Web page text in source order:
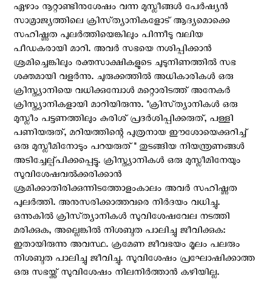
ഏഴാം നൂറ്റാണ്ടിനുശേഷം വന്ന മുസ്ലീങ്ങൾ പേർഷ്യൻ
സാമ്രാജ്യത്തിലെ ക്രിസ്‌ത്യാനികളോട് ആദ്യമൊക്കെ
സഹിഷ്ണുത പുലർത്തിയെങ്കിലും പിന്നീടു വലിയ
പീഡകരായി മാറി. അവർ സഭയെ നശിപ്പിക്കാൻ
ശ്രമിച്ചെങ്കിലും രക്തസാക്ഷികളുടെ ചുടുനിണത്തിൽ സഭ
ശക്തമായി വളർന്നു. ചുരുക്കത്തിൽ അധികാരികൾ ഒരു
ക്രിസ്ത്യാനിയെ വധിക്കുമ്പോൾ മറ്റൊരിടത്ത് അനേകർ
ക്രിസ്ത്യാനികളായി മാറിയിരുന്നു. "ക്രിസ്‌ത്യാനികൾ ഒരു
മുസ്ലീം പട്ടണത്തിലും കുരിശ് പ്രദർശിപ്പിക്കരുത്, പള്ളി
പണിയരുത്, മറിയത്തിന്റെ പുത്രനായ ഈശോയെക്കുറിച്ച്
ഒരു മുസ്ലീമിനോടും പറയരുത്" തുടങ്ങിയ നിയന്ത്രണങ്ങൾ
അടിച്ചേല്പ്പിക്കപ്പെട്ടു. ക്രിസ്ത്യാനികൾ ഒരു മുസ്ലീമിനേയും
സുവിശേഷവൽക്കരിക്കാൻ
ശ്രമിക്കാതിരിക്കുന്നിടത്തോളംകാലം അവർ സഹിഷ്ണു‌ത
പുലർത്തി. അനുസരിക്കാത്തവരെ നിർദയം വധിച്ചു.
ഒന്നുകിൽ ക്രിസ്‌ത്യാനികൾ സുവിശേഷവേല നടത്തി
മരിക്കുക, അല്ലെങ്കിൽ നിശബ്ദത പാലിച്ചു ജീവിക്കുക:
ഇതായിരുന്നു അവസ്ഥ. ക്രമേണ ജീവഭയം മൂലം പലരും
നിശബ്ദത പാലിച്ചു ജീവിച്ചു. സുവിശേഷം പ്രഘോഷിക്കാത്ത
ഒരു സഭയ്ക്ക് സുവിശേഷം നിലനിർത്താൻ കഴിയില്ല.